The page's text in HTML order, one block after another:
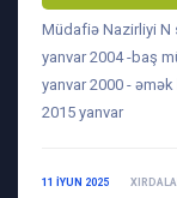
Müdafiə Nazirliyi N
yanvar 2004 -baş
yanvar 2000 -
2015 yanvar
11 IYUN 2025